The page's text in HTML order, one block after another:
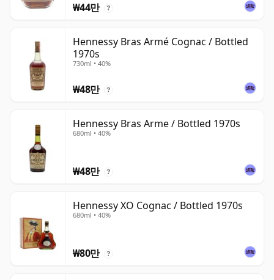
₩44만 ?
Hennessy Bras Armé Cognac / Bottled
1970s
730ml • 40%
₩48만 ?
Hennessy Bras Arme / Bottled 1970s
680ml • 40%
₩48만 ?
Hennessy XO Cognac / Bottled 1970s
680ml • 40%
₩80만 ?